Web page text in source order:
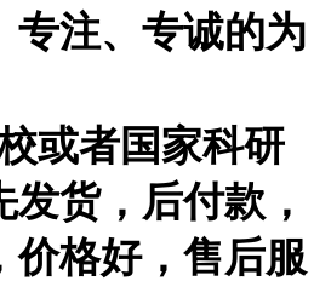
专注、专诚的为
或者国家科研
货，后付款，
价格好，售后服